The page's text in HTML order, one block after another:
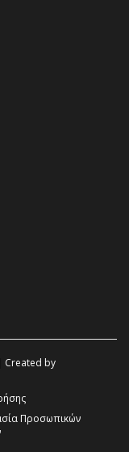
Created by
Προσωπικών